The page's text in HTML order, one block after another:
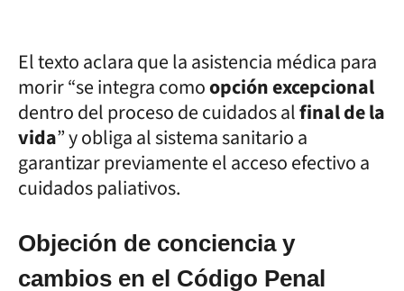
El texto aclara que la asistencia médica para
morir “se integra comoopción excepcional
dentro del proceso de cuidados alfinal de la
vida” y obliga al sistema sanitario a
garantizar previamente el acceso efectivo a
cuidados paliativos.
Objeción de conciencia y
cambios en el Código Penal